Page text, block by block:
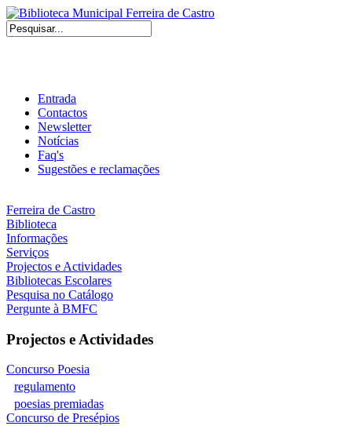
Entrada
Contactos
Newsletter
Notícias
Faq's
Sugestões e reclamações
Ferreira de Castro
Biblioteca
Informações
Serviços
Projectos e Actividades
Bibliotecas Escolares
Pesquisa no Catálogo
Pergunte à BMFC
Projectos e Actividades
Concurso Poesia
regulamento
poesias premiadas
Concurso de Presépios